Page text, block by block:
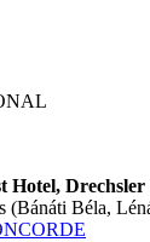
Hotel,
(Bánáti Béla,